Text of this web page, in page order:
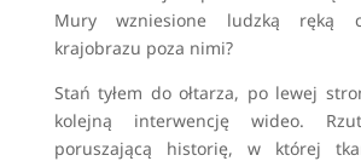
Mury wzniesione ludzką ręką
krajobrazu poza nimi?
Stań tyłem do ołtarza, po lewej
kolejną interwencję wideo.
poruszającą historię, w której